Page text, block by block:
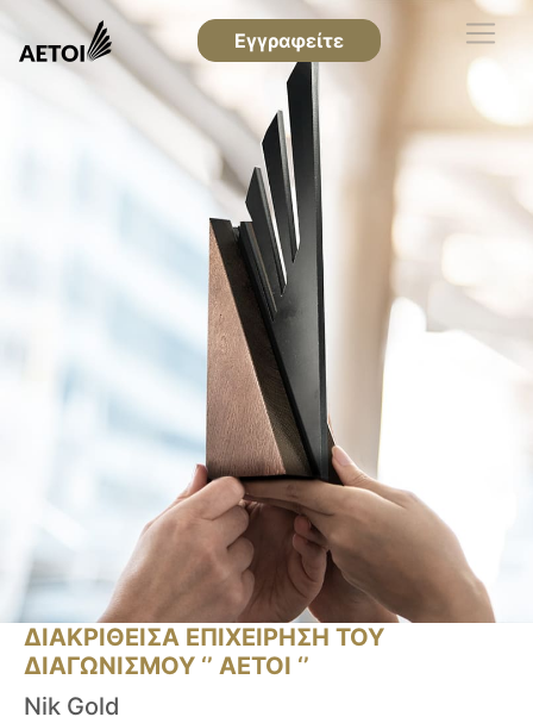
Εγγραφείτε
ΔΙΑΚΡΙΘΕΙΣΑ ΕΠΙΧΕΙΡΗΣΗ ΤΟΥ
ΔΙΑΓΩΝΙΣΜΟΥ ‘’ ΑΕΤΟΙ ‘’
Nik Gold